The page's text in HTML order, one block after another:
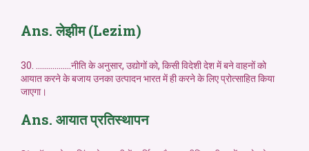
Ans. लेझीम (Lezim)
30. ……………..नीति के अनुसार, उद्योगों को, किसी विदेशी देश में बने वाहनों को
आयात करने के बजाय उनका उत्पादन भारत में ही करने के लिए प्रोत्साहित किया
जाएगा।
Ans. आयात प्रतिस्थापन